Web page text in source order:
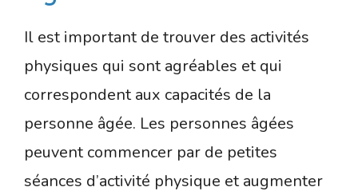
Il est important de trouver des activités
physiques qui sont agréables et qui
correspondent aux capacités de la
personne âgée. Les personnes âgées
peuvent commencer par de petites
séances d’activité physique et augmenter